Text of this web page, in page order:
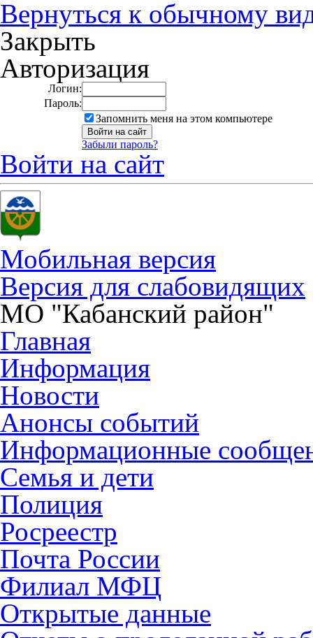
Вернуться к обычному
Закрыть
Авторизация
Логин:
Пароль:
Запомнить меня на этом компьютере
Забыли пароль?
Войти на сайт
Мобильная версия
Версия для слабовидящих
МО "Кабанский район"
Главная
Информация
Новости
Анонсы событий
Информационные
Семья и дети
Полиция
Росреестр
Почта России
Филиал МФЦ
Открытые данные